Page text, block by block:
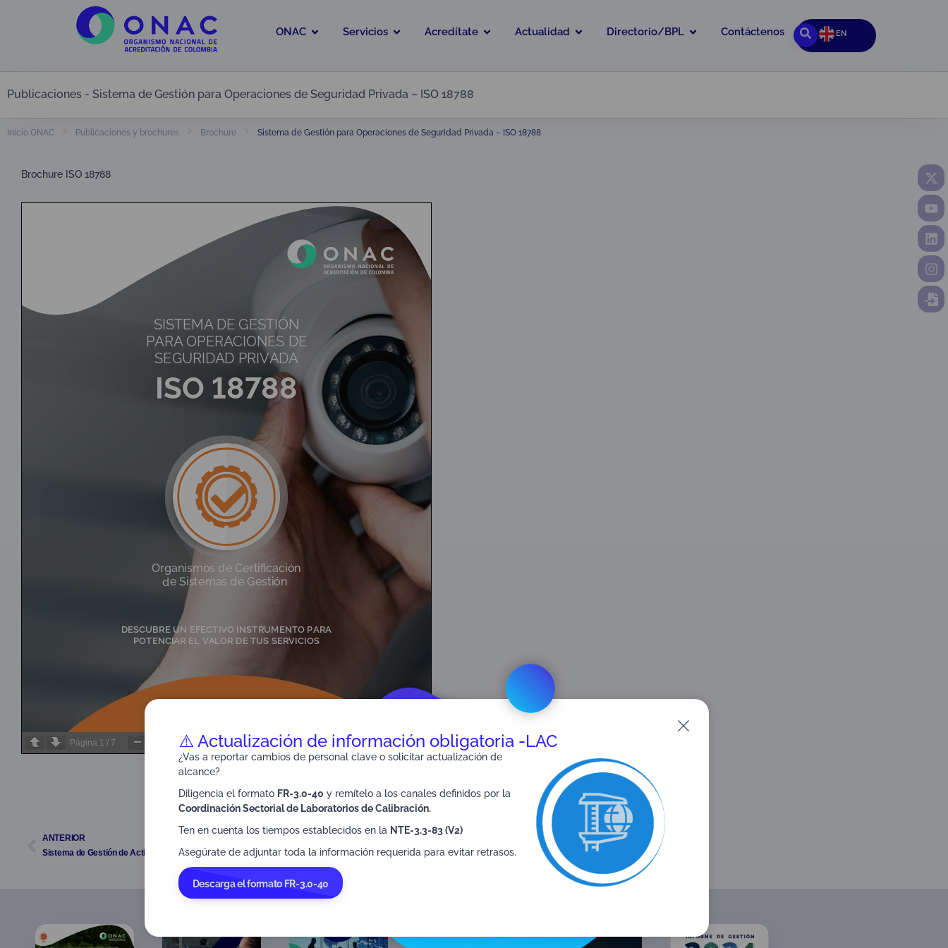
ONAC Servicios Acredítate Actualidad Directorio/BPL Contáctenos EN
Publicaciones - Sistema de Gestión para Operaciones de Seguridad Privada – ISO 18788
Inicio ONAC Publicaciones y brochures Brochure Sistema de Gestión para Operaciones de Seguridad Privada – ISO 18788
Brochure ISO 18788
Página 1 / 7 Zoom 100%
junio 3, 2021
ANTERIOR
Sistema de Gestión de Activos – ISO 55001
SIGUIENTE
Sistema de Gestión de Seguridad Vial – ISO 39001
⚠️ Actualización de información obligatoria -LAC
¿Vas a reportar cambios de personal clave o solicitar actualización de
alcance?
Diligencia el formato FR-3.0-40 y remítelo a los canales definidos por la
Coordinación Sectorial de Laboratorios de Calibración.
Ten en cuenta los tiempos establecidos en la NTE-3.3-83 (V2)
Asegúrate de adjuntar toda la información requerida para evitar retrasos.
Descarga el formato FR-3.0-40